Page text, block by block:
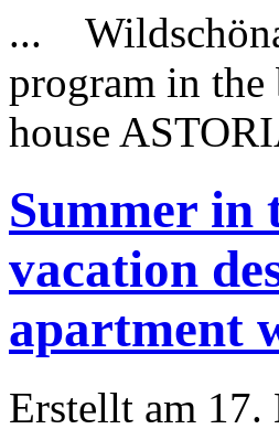
...
program in
house
Summer in
vacation
apartment
Erstellt am 17.